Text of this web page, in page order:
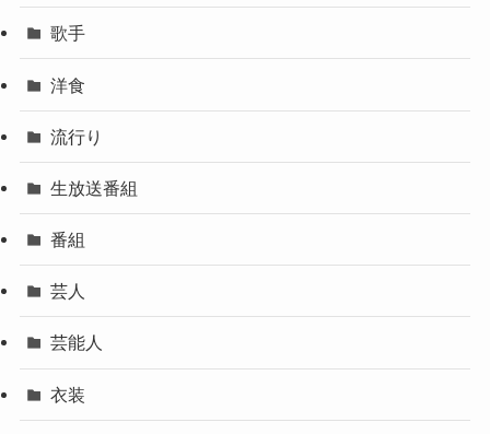
歌手
洋食
流行り
生放送番組
番組
芸人
芸能人
衣装